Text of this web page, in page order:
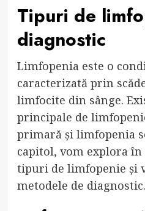
Tipuri de
diagnostic
Limfopenia este o
caracterizată prin
limfocite din sânge.
principale de
primară și limfopenia
capitol, vom explora în
tipuri de limfopenie și
metodele de diagnostic.